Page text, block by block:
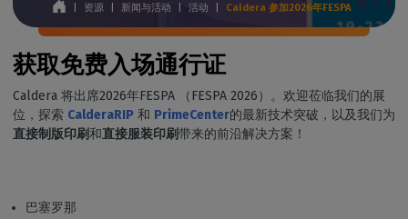
资源 新闻与活动 活动 Caldera 参加2026年FESPA
获取免费入场通行证
Caldera 将出席2026年FESPA （FESPA 2026）。欢迎莅临我们的展
位，探索 CalderaRIP 和 PrimeCenter的最新技术突破，以及我们为
直接制版印刷和直接服装印刷带来的前沿解决方案！
巴塞罗那